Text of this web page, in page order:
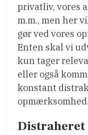
privatliv, vores
m.m., men her
gør ved vores
Enten skal vi
kun tager
eller også
konstant
opmærksomhed.